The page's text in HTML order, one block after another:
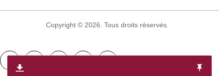
Copyright © 2026. Tous droits réservés.